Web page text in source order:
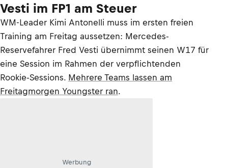
Vesti im FP1 am Steuer
WM-Leader Kimi Antonelli muss im ersten freien
Training am Freitag aussetzen: Mercedes-
Reservefahrer Fred Vesti übernimmt seinen W17 für
eine Session im Rahmen der verpflichtenden
Rookie-Sessions. Mehrere Teams lassen am
Freitagmorgen Youngster ran.
Werbung